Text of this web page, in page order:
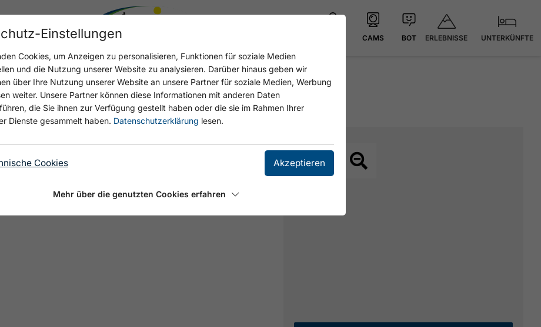
CAMS BOT ERLEBNISSE UNTERKÜNFTE
Einstellungen
Cookies, um Anzeigen zu personalisieren, Funktionen für soziale Medien
und die Nutzung unserer Website zu analysieren. Darüber hinaus geben wir
über Ihre Nutzung unserer Website an unsere Partner für soziale Medien, Werbung
weiter. Unsere Partner können diese Informationen mit anderen Daten
die Sie ihnen zur Verfügung gestellt haben oder die sie im Rahmen Ihrer
Dienste gesammelt haben. Datenschutzerklärung lesen.
Cookies Akzeptieren
Mehr über die genutzten Cookies erfahren